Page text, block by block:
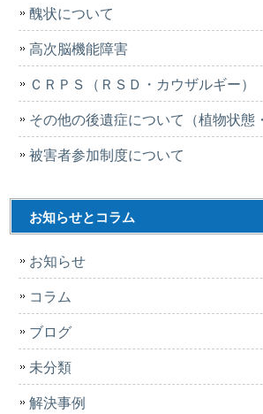
醜状について
高次脳機能障害
ＣＲＰＳ（ＲＳＤ・カウザルギー）
その他の後遺症について（植物状態
被害者参加制度について
お知らせとコラム
お知らせ
コラム
ブログ
未分類
解決事例